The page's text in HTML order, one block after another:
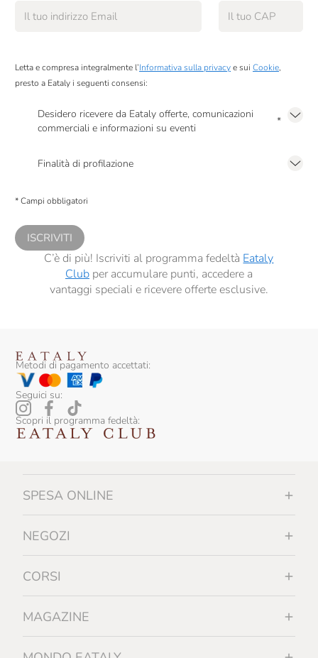
Ronco Belvedere
Salmon & Co
Santa Tea
Serafini & Vidotto
Silvio Carta
Terre Francescane
Terre Di Puglia
Tiefenbrunner
Tipico
Trullo Di Noha
Urbani Tartufi
Vergnano
Vicente Marino
Villani
Vincenzi
Letta e compresa integralmente l’Informativa sulla privacye sui Cookie,
presto a Eataly i seguenti consensi:
Desidero ricevere da Eataly offerte, comunicazioni
commerciali e informazioni su eventi
*
Finalità di profilazione
comunicazioni commerciali personalizzate, in caso di consenso prestato ai
* Campi obbligatori
ISCRIVITI
C’è di più! Iscriviti al programma fedeltà Eataly
Clubper accumulare punti, accedere a
vantaggi speciali e ricevere offerte esclusive.
Metodi di pagamento accettati:
Seguici su:
Scopri il programma fedeltà:
SPESA ONLINE
NEGOZI
CORSI
MAGAZINE